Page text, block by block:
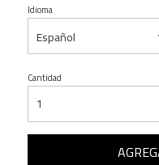
Idioma
Cantidad